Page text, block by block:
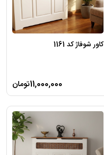
کاور شوفاژ کد 1161
11,000,000تومان